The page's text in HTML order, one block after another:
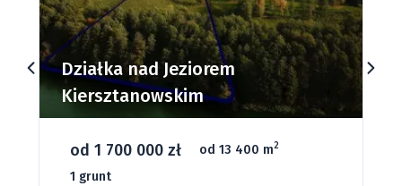
Działki budowlane nad Jeziorem
Dąbrowa Mała
od 93 280 zł od 1075 m 2 66 grunt